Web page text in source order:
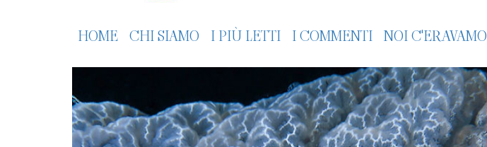
HOME CHI SIAMO I PIÙ LETTI I COMMENTI NOI C'ERAVAMO